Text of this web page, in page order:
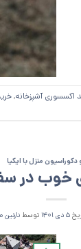
اکسسوری آشپزخانه,
دکوراسیون منزل با ایکیا
خوب در
۵ دی ۱۴۰۱ توسط نازنین